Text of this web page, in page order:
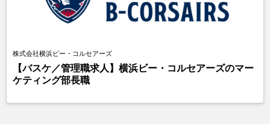
株式会社横浜ビー・コルセアーズ
【バスケ／管理職求人】横浜ビー・コルセアーズのマー
ケティング部長職